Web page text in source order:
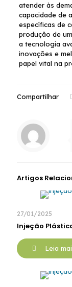
atender às
capacidade de
específicas de
produção de
a tecnologia
inovações e
papel vital na
Compartilhar
Artigos
27/01/2025
Injeção
Leia